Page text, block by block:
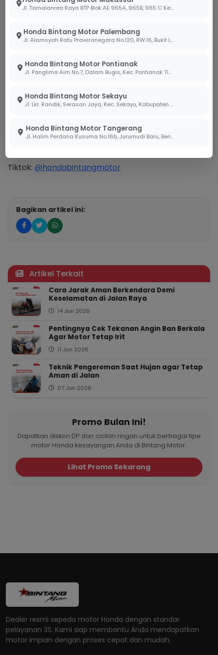
Jl. Tamalanrea Raya BTP Blok AE 965A, 965B, 965 C Kel. Paccerakang Kec.Biring Kanaya Kota. Makassar Sulawesi Selatan 90241
Honda Bintang Motor Palembang
Jl. Alamsyah Ratu Prawiranegara No.120, RW.16, Bukit Lama, Kec. Ilir Bar. I, Kota Palembang, Sumatera Selatan 30138
Honda Bintang Motor Pontianak
Jl. Panglima Aim No.7, Dalam Bugis, Kec. Pontianak Tim., Kota Pontianak, Kalimantan Barat 78242
Honda Bintang Motor Sekayu
Jl. Lkr. Randik, Serasan Jaya, Kec. Sekayu, Kabupaten Musi Banyuasin, Sumatera Selatan 30711
Honda Bintang Motor Tangerang
Jl. Halim Perdana Kusuma No.16b, Jurumudi Baru, Benda, Kota Tangerang, Banten 15124
Fitur Honda RoadSync pada Motor PCX 160
DAPATKAN INFORMASI LEBIH LANJUT:
Instagram:@bintang_motor
Facebook: honda.bintangmotor
Tiktok: @hondabintangmotor
Bagikan artikel ini:
Artikel Terkait
Cara Jarak Aman Berkendara Demi
Keselamatan di Jalan Raya
14 Jun 2026
Pentingnya Cek Tekanan Angin Ban Berkala
Agar Motor Tetap Irit
11 Jun 2026
Teknik Pengereman Saat Hujan agar Tetap
Aman di Jalan
07 Jun 2026
Promo Bulan Ini!
Dapatkan diskon DP dan cicilan ringan untuk berbagai tipe
motor Honda kesayangan Anda di Bintang Motor.
Lihat Promo Sekarang
Dealer resmi sepeda motor Honda dengan standar
pelayanan 3S. Kami siap membantu Anda mendapatkan
motor impian dengan proses cepat dan mudah.